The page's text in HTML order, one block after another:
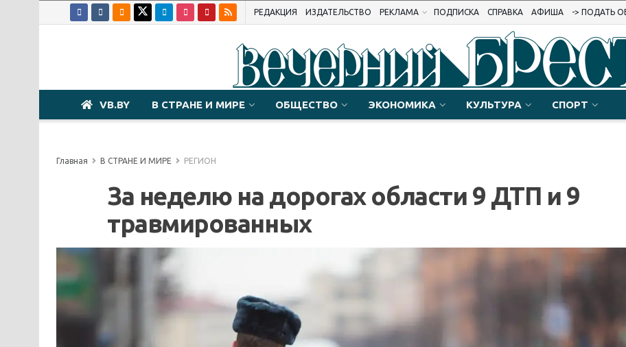
РЕДАКЦИЯ ИЗДАТЕЛЬСТВО РЕКЛАМА ПОДПИСКА СПРАВКА АФИША -> ПОДАТЬ
VB.BY В СТРАНЕ И МИРЕ ОБЩЕСТВО ЭКОНОМИКА КУЛЬТУРА СПОРТ
Главная В СТРАНЕ И МИРЕ РЕГИОН
За неделю на дорогах области 9 ДТП и 9
травмированных